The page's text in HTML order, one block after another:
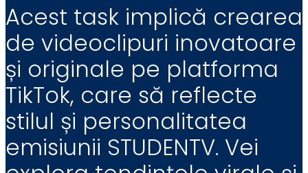
Acest task implică crearea
de videoclipuri inovatoare
și originale pe platforma
TikTok, care să reflecte
stilul și personalitatea
emisiunii STUDENTV. Vei